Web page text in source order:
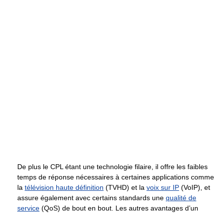
De plus le CPL étant une technologie filaire, il offre les faibles
temps de réponse nécessaires à certaines applications comme
la télévision haute définition (TVHD) et la voix sur IP (VoIP), et
assure également avec certains standards une qualité de
service (QoS) de bout en bout. Les autres avantages d’un